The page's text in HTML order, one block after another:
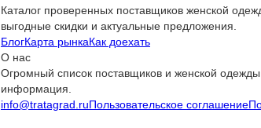
Каталог проверенных поставщиков женской
выгодные скидки и актуальные предложения.
БлогКарта рынкаКак доехать
О нас
Огромный список поставщиков и женской
информация.
info@tratagrad.ruПользовательское соглашение